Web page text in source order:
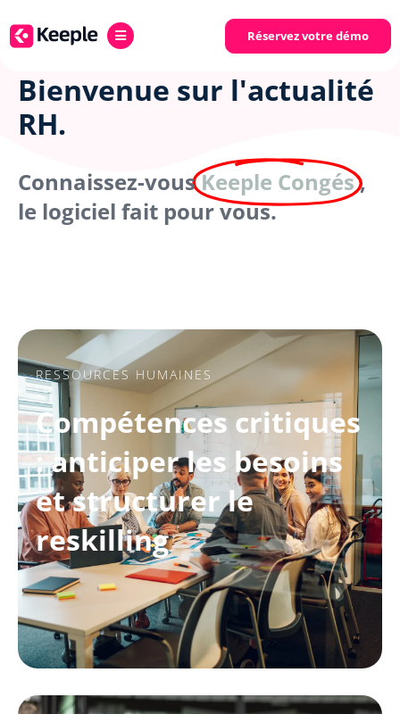
Réservez votre démo
Bienvenue sur l'actualité
RH.
Connaissez-vousKeeple Congés,
le logiciel fait pour vous.
RESSOURCES HUMAINES
Compétences critiques
: anticiper les besoins
et structurer le
reskilling